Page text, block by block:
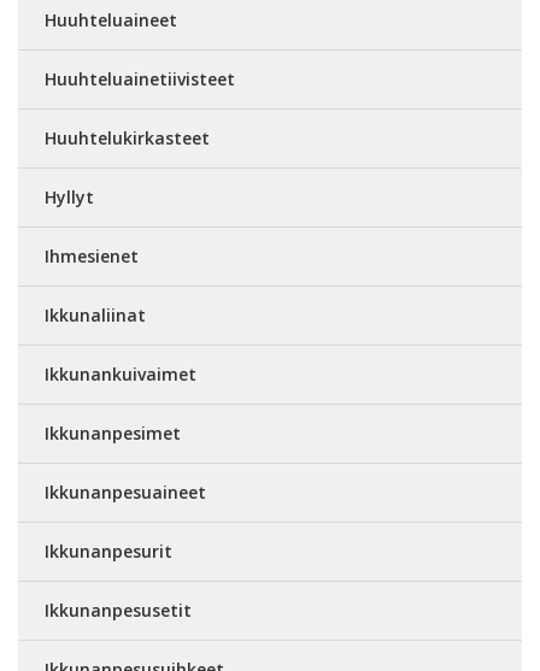
Huuhteluaineet
Huuhteluainetiivisteet
Huuhtelukirkasteet
Hyllyt
Ihmesienet
Ikkunaliinat
Ikkunankuivaimet
Ikkunanpesimet
Ikkunanpesuaineet
Ikkunanpesurit
Ikkunanpesusetit